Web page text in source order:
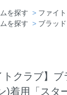
を探す > ファイ
を探す > ブラッ
クラブ】ブ
)着用「スタ